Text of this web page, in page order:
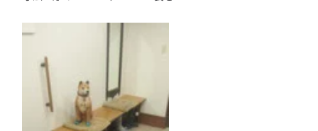
送料について
お支払いについて
注意事項とよくある質問
新生活
フォトコンテスト
©2025 mokuzaikako.com All Rights Reserved.